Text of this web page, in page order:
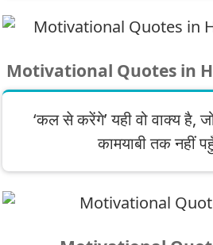
Motivational Quotes in
‘कल से करेंगे’ यही वो वाक्य है,
कामयाबी तक नहीं